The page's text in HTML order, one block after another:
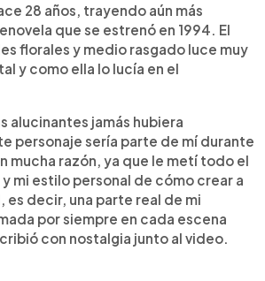
28 años, trayendo aún más
que se estrenó en 1994. El
florales y medio rasgado luce muy
y como ella lo lucía en el
alucinantes jamás hubiera
personaje sería parte de mí durante
mucha razón, ya que le metí todo el
mi estilo personal de cómo crear a
es decir, una parte real de mi
por siempre en cada escena
con nostalgia junto al video.